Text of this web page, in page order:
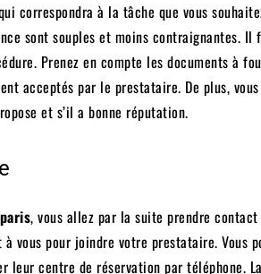
correspondra à la tâche que vous
sont souples et moins contraignantes.
Prenez en compte les documents à
acceptés par le prestataire. De plus,
et s’il a bonne réputation.
, vous allez par la suite prendre
vous pour joindre votre prestataire. Vous
centre de réservation par téléphone.